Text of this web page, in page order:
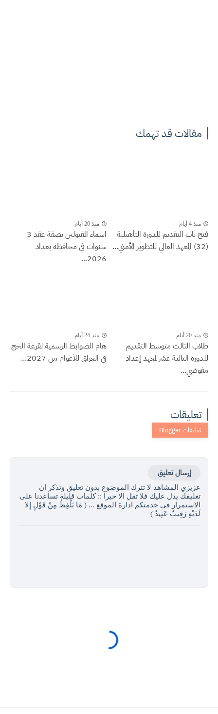
مقالات قد تهمك
منذ 4 أيام
فتح باب التقديم للدورة التأهيلية
(32) المعهد العالي للتطوير الأمني...
منذ 20 أيام
اسماء المقبولين بصفة عقد 3
سنوات في محافظة بغداد
2026...
منذ 20 أيام
طلاب الثالث متوسط التقديم
للدورة الثالثة عشر لمعهد إعداد
مفوضي...
منذ 24 أيام
هام الضوابط الرسمية لقرعة الحج
في العراق للأعوام من 2027...
تعليقات
إرسال تعليق
عزيزي المشاهد لا تترك الموضوع بدون تعليق وتذكر ان
تعليقك يدل عليك فلا تقل الا خيرا :: كلمات قليلة تساعدنا على
الاستمرار في خدمتكم ادارة الموقع ... ( مَا يَلْفِظُ مِنْ قَوْلٍ إِلا
لَدَيْهِ رَقِيبٌ عَتِيدٌ )